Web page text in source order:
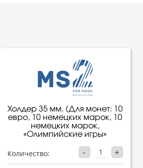
Холдер 35 мм. (Для монет: 10
евро, 10 немецких марок, 10
немецких марок,
«Олимпийские игры»
Количество: - +